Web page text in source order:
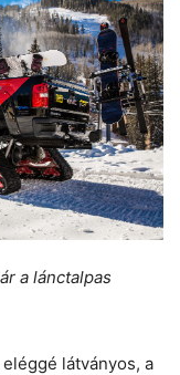
a lánctalpas
látványos, a